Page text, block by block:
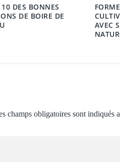
DES BONNES
DE BOIRE DE
AVEC
champs obligatoires sont indiqués